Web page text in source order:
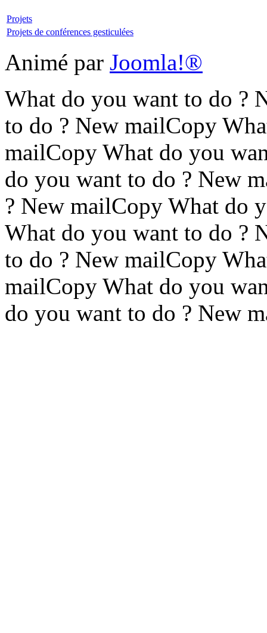
Projets
Projets de conférences gesticulées
Animé par Joomla!®
What do you want to do ?
to do ? New mailCopy
mailCopy What do you
do you want to do ? New
? New mailCopy What do
What do you want to do ?
to do ? New mailCopy
mailCopy What do you
do you want to do ? New